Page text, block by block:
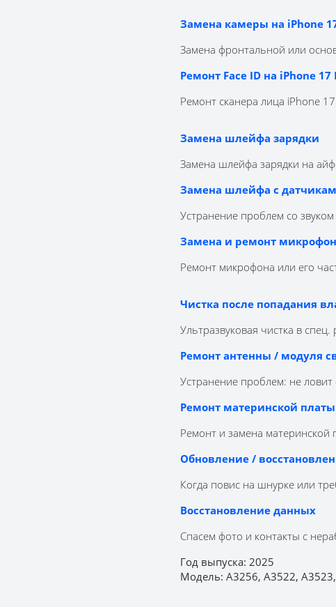
Замена камеры на iPhone
Замена фронтальной или
Ремонт Face ID на iPhone 17
Ремонт сканера лица iPhone
Замена шлейфа зарядки
Замена шлейфа зарядки на
Замена шлейфа с
Устранение проблем со
Замена и ремонт
Ремонт микрофона или его
Чистка после попадания
Ультразвуковая чистка в
Ремонт антенны / модуля
Устранение проблем: не ловит
Ремонт материнской платы
Ремонт и замена материнской
Обновление /
Когда повис на шнурке или
Восстановление данных
Спасем фото и контакты с
Год выпуска: 2025
Модель: A3256, A3522,